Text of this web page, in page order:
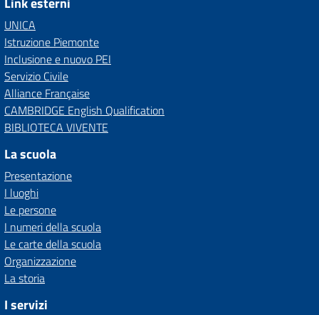
UNICA
Istruzione Piemonte
Inclusione e nuovo PEI
Servizio Civile
Alliance Française
CAMBRIDGE English Qualification
BIBLIOTECA VIVENTE
La scuola
Presentazione
I luoghi
Le persone
I numeri della scuola
Le carte della scuola
Organizzazione
La storia
I servizi